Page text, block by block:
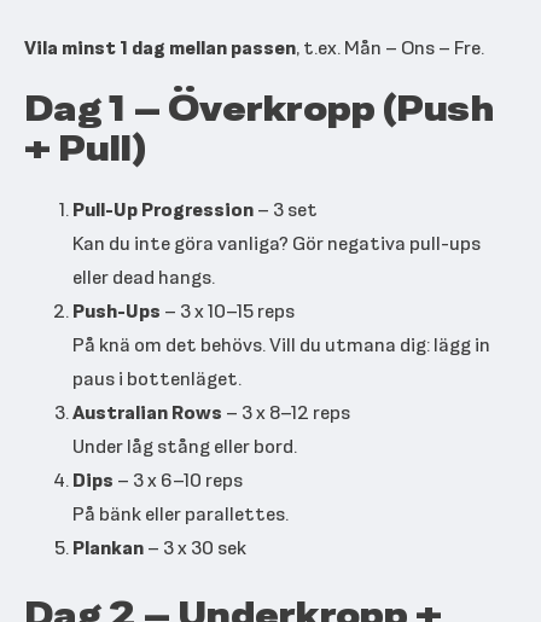
Vila minst 1 dag mellan passen, t.ex. Mån – Ons – Fre.
Dag 1 – Överkropp (Push
+ Pull)
Pull-Up Progression– 3 set
Kan du inte göra vanliga? Gör negativa pull-ups
eller dead hangs.
Push-Ups – 3 x 10–15 reps
På knä om det behövs. Vill du utmana dig: lägg in
paus i bottenläget.
Australian Rows – 3 x 8–12 reps
Under låg stång eller bord.
Dips – 3 x 6–10 reps
På bänk eller parallettes.
Plankan– 3 x 30 sek